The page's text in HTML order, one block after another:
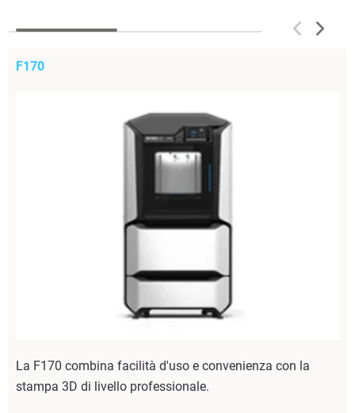
F170
La F170 combina facilità d'uso e convenienza con la
stampa 3D di livello professionale.